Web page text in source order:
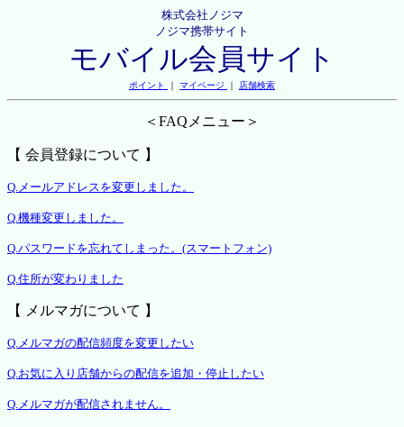
株式会社ノジマ
ノジマ携帯サイト
モバイル会員サイト
ポイント ｜ マイページ ｜ 店舗検索
＜FAQメニュー＞
【 会員登録について 】
Q.メールアドレスを変更しました。
Q.機種変更しました。
Q.パスワードを忘れてしまった。(スマートフォン)
Q.住所が変わりました
【 メルマガについて 】
Q.メルマガの配信頻度を変更したい
Q.お気に入り店舗からの配信を追加・停止したい
Q.メルマガが配信されません。